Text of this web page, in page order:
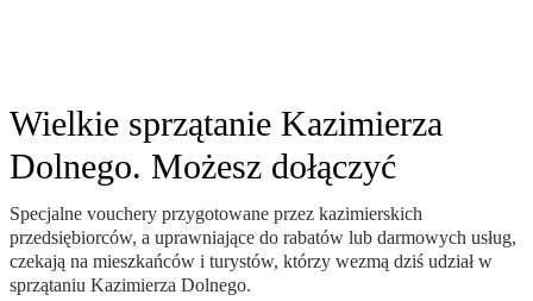
Wielkie sprzątanie Kazimierza
Dolnego. Możesz dołączyć
Specjalne vouchery przygotowane przez kazimierskich
przedsiębiorców, a uprawniające do rabatów lub darmowych usług,
czekają na mieszkańców i turystów, którzy wezmą dziś udział w
sprzątaniu Kazimierza Dolnego.